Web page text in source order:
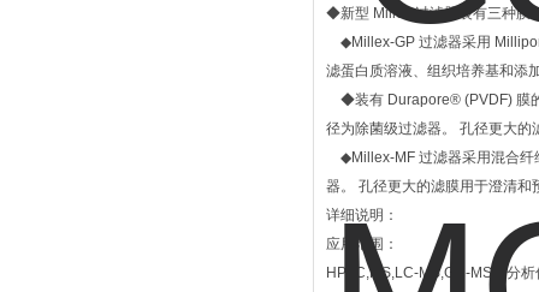
◆新型 Millex 过滤器装有三种膜
◆Millex-GP 过滤器采用
滤蛋白质溶液、组织培养基和添
◆装有 Durapore® (PVDF) 膜
径为除菌级过滤器。 孔径更大
◆Millex-MF 过滤器采用混合纤
器。 孔径更大的滤膜用于澄清和
详细说明：
应用范围：
HPLC,MS,LC-MS,GC-MS等分